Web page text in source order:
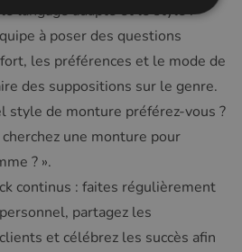
langage adapté et le style :
à poser des questions
les préférences et le mode de
des suppositions sur le genre.
style de monture préférez-vous ?
une monture pour
? ».
continus : faites régulièrement
partagez les
et célébrez les succès afin
HUNGARIAN
SLOVENIAN
SWEDISH
RUSSIAN